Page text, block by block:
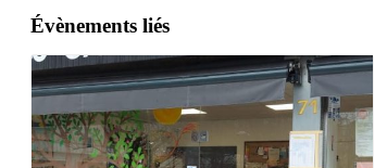
Évènements liés